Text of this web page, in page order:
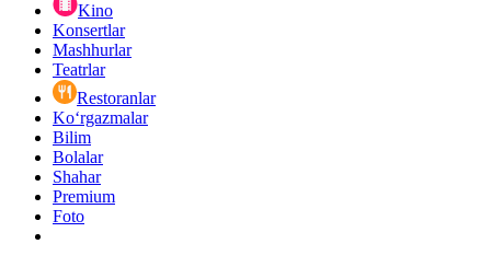
Kino
Konsertlar
Mashhurlar
Teatrlar
Restoranlar
Ko‘rgazmalar
Bilim
Bolalar
Shahar
Premium
Foto